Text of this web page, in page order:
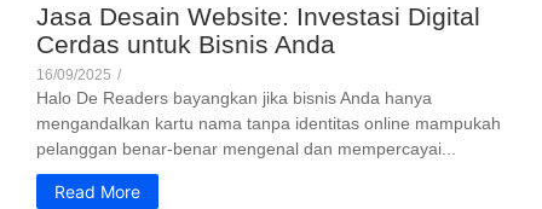
Jasa Desain Website: Investasi Digital
Cerdas untuk Bisnis Anda
16/09/2025 /
Halo De Readers bayangkan jika bisnis Anda hanya
mengandalkan kartu nama tanpa identitas online mampukah
pelanggan benar-benar mengenal dan mempercayai...
Read More